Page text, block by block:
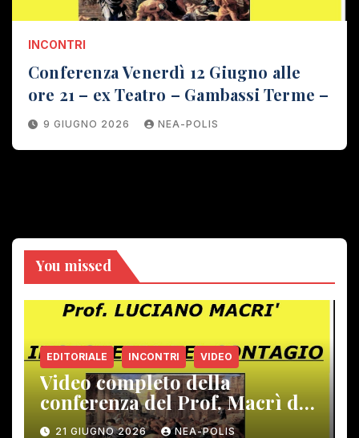
INCONTRI
Conferenza Venerdì 12 Giugno alle
ore 21 – ex Teatro – Gambassi Terme –
9 GIUGNO 2026 NEA-POLIS
You missed
EDITORIALE INCONTRI VIDEO
Video completo della
conferenza del Prof. Macrì del
12 giugno scorso
21 GIUGNO 2026 NEA-POLIS